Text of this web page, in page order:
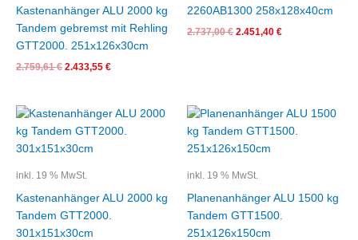
Kastenanhänger ALU 2000 kg
Tandem gebremst mit Rehling
GTT2000. 251x126x30cm
2.759,61€ 2.433,55 €
2260AB1300 258x128x40cm
2.737,00€ 2.451,40 €
inkl. 19 % MwSt.
Kastenanhänger ALU 2000 kg
Tandem GTT2000.
301x151x30cm
Ursprünglicher
war:
2.737,00 €
Aktueller
ist:
inkl. 19 % MwSt.
Planenanhänger ALU 1500 kg
Tandem GTT1500.
251x126x150cm
Ursprünglicher
war:
3.153,50 €
Aktueller
ist: